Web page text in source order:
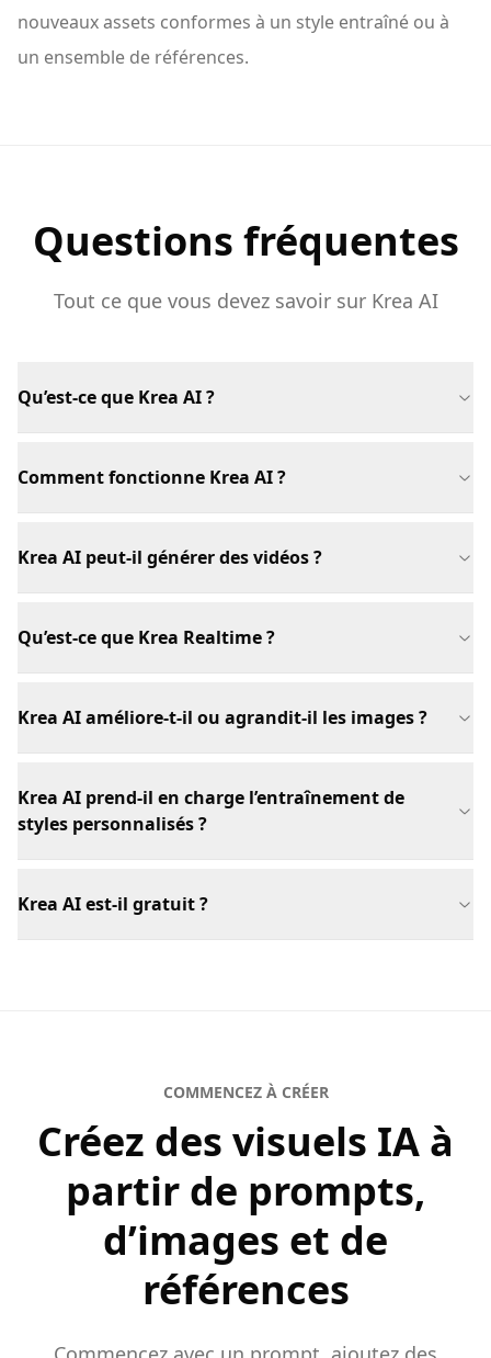
nouveaux assets conformes à un style entraîné ou à
un ensemble de références.
Questions fréquentes
Tout ce que vous devez savoir sur Krea AI
Qu’est-ce que Krea AI ?
Comment fonctionne Krea AI ?
Krea AI peut-il générer des vidéos ?
Qu’est-ce que Krea Realtime ?
Krea AI améliore-t-il ou agrandit-il les images ?
Krea AI prend-il en charge l’entraînement de
styles personnalisés ?
Krea AI est-il gratuit ?
COMMENCEZ À CRÉER
Créez des visuels IA à
partir de prompts,
d’images et de
références